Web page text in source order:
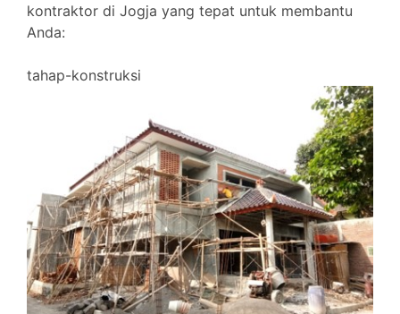
kontraktor di Jogja yang tepat untuk membantu
Anda:
tahap-konstruksi